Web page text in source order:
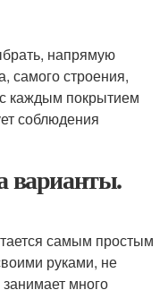
напрямую
самого строения,
каждым покрытием
соблюдения
варианты.
самым простым
руками, не
много